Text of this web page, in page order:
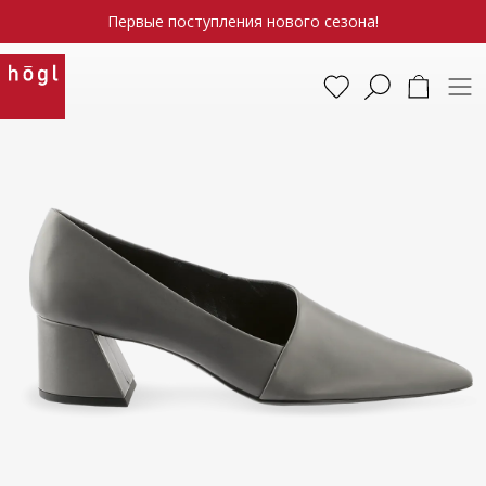
Первые поступления нового сезона!